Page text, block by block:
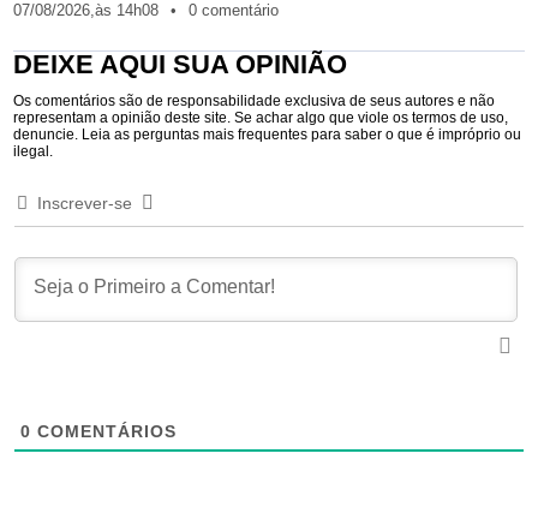
07/08/2026,às 14h08 • 0 comentário
DEIXE AQUI SUA OPINIÃO
Os comentários são de responsabilidade exclusiva de seus autores e não
representam a opinião deste site. Se achar algo que viole os termos de uso,
denuncie. Leia as perguntas mais frequentes para saber o que é impróprio ou
ilegal.
Inscrever-se
0 COMENTÁRIOS